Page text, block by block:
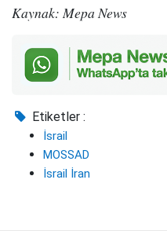
Kaynak: Mepa News
Etiketler :
İsrail
MOSSAD
İsrail İran